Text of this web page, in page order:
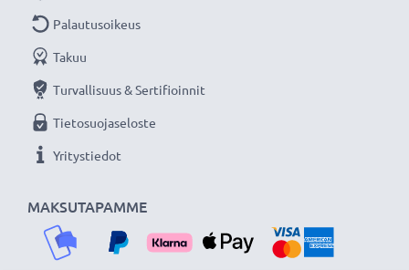
MAKSUTAPAMME
Palautusoikeus
Takuu
Turvallisuus & Sertifioinnit
Tietosuojaseloste
Yritystiedot